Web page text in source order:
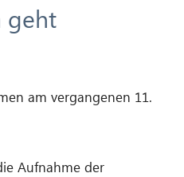
geht
am vergangenen 11.
Aufnahme der